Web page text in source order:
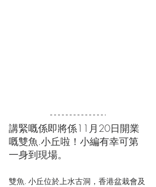
講緊嘅係即將係11月20日開業
嘅雙魚.小丘啦！小編有幸可第
一身到現場。
雙魚. 小丘位於上水古洞，香港盆栽會及